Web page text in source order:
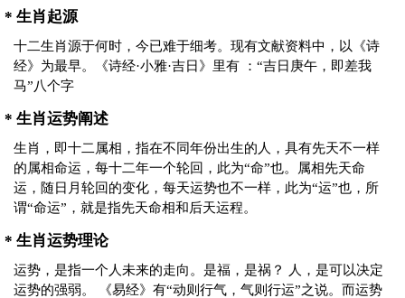
* 生肖起源
十二生肖源于何时，今已难于细考。现有文献资料中，以《诗
经》为最早。《诗经·小雅·吉日》里有 ：“吉日庚午，即差我
马”八个字
* 生肖运势阐述
生肖，即十二属相，指在不同年份出生的人，具有先天不一样
的属相命运，每十二年一个轮回，此为“命”也。属相先天命
运，随日月轮回的变化，每天运势也不一样，此为“运”也，所
谓“命运”，就是指先天命相和后天运程。
* 生肖运势理论
运势，是指一个人未来的走向。是福，是祸？ 人，是可以决定
运势的强弱。 《易经》有“动则行气，气则行运”之说。而运势